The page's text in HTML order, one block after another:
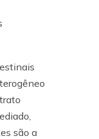
são a